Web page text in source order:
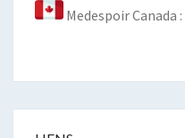
Medespoir Canada